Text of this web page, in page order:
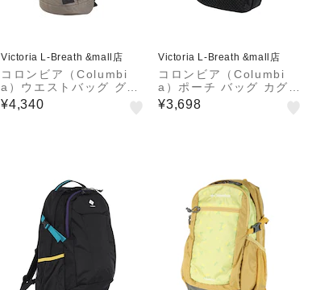
Victoria L-Breath &mall店
コロンビア（Columbi
a）ウエストバッグ グレ
ートスモーキーガーデン
ボディバッグ PU8732 2
¥4,340
Victoria L-Breath &mall店
コロンビア（Columbi
a）ポーチ バッグ カグヤ
クダッシュ PU2437 010
¥3,698